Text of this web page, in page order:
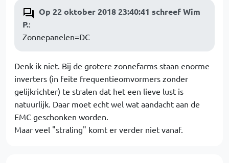
Op 22 oktober 2018 23:40:41 schreef Wim
P.:
Zonnepanelen=DC
Denk ik niet. Bij de grotere zonnefarms staan enorme
inverters (in feite frequentieomvormers zonder
gelijkrichter) te stralen dat het een lieve lust is
natuurlijk. Daar moet echt wel wat aandacht aan de
EMC geschonken worden.
Maar veel "straling" komt er verder niet vanaf.